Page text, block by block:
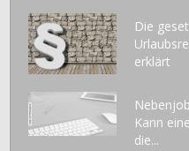
Die
erklärt
Kann
die...